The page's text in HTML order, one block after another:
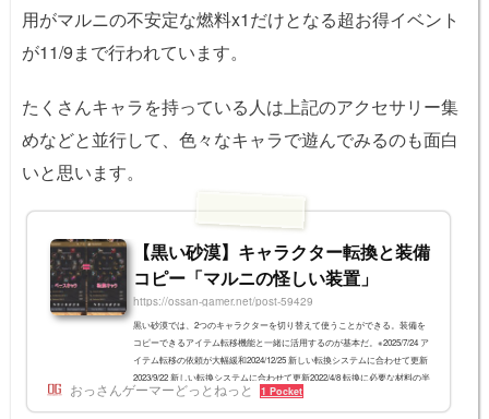
用がマルニの不安定な燃料x1だけとなる超お得イベント
が11/9まで行われています。
たくさんキャラを持っている人は上記のアクセサリー集
めなどと並行して、色々なキャラで遊んでみるのも面白
いと思います。
【黒い砂漠】キャラクター転換と装備
コピー「マルニの怪しい装置」
https://ossan-gamer.net/post-59429
黒い砂漠では、2つのキャラクターを切り替えて使うことができる。装備を
コピーできるアイテム転移機能と一緒に活用するのが基本だ。※2025/7/24 ア
イテム転移の依頼が大幅緩和2024/12/25 新しい転換システムに合わせて更新
2023/9/22 新しい転換システムに合わせて更新2022/4/8 転換に必要な材料の半
減について追記2021/3/24 PvPなどの注意点を修正2021/3/23 全体的に書き直
し12/9 アップデートの変更を適用2020/9/18 9/17アプデの変更を適用キャラ
おっさんゲーマーどっとねっと 1 Pocket